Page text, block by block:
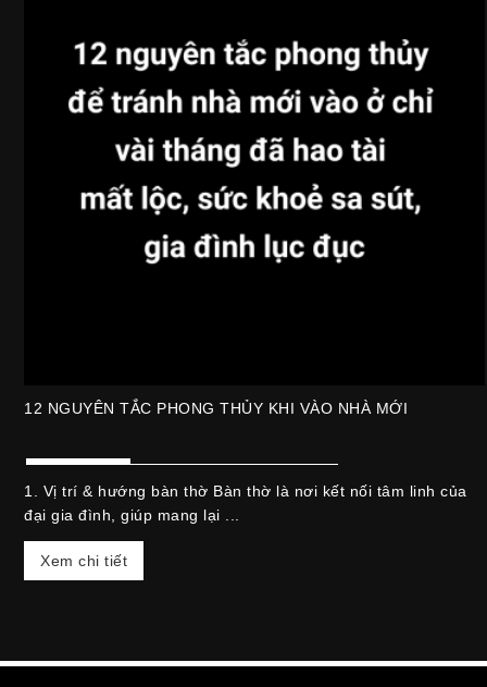
12 NGUYÊN TẮC PHONG THỦY KHI VÀO NHÀ MỚI
1. Vị trí & hướng bàn thờ Bàn thờ là nơi kết nối tâm linh của
đại gia đình, giúp mang lại ...
Xem chi tiết